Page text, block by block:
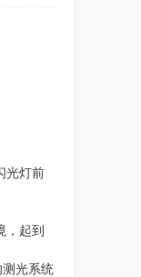
光灯前
，起到
光系统